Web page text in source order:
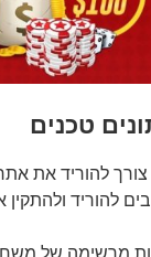
טכנים
צורך להוריד את
להוריד
מרשימה של